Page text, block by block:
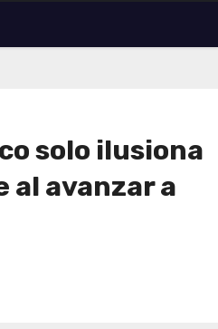
solo ilusiona
al avanzar a